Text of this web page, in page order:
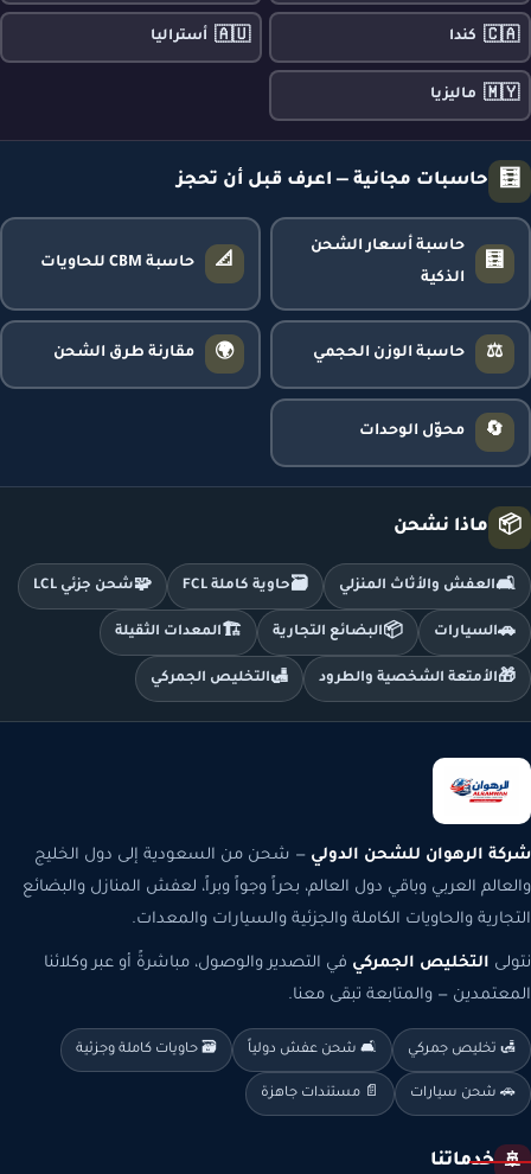
🇨🇦 كندا 🇦🇺 أستراليا
🇲🇾 ماليزيا
🧮 حاسبات مجانية — اعرف قبل أن تحجز
🧮
حاسبة أسعار الشحن
الذكية
📐 حاسبة CBM للحاويات
⚖️ حاسبة الوزن الحجمي 🌍 مقارنة طرق الشحن
🔄 محوّل الوحدات
📦 ماذا نشحن
🛋️العفش والأثاث المنزلي 🗃️حاوية كاملة FCL 🧩شحن جزئي LCL
🚗السيارات 📦البضائع التجارية 🏗️ المعدات الثقيلة
🎁الأمتعة الشخصية والطرود 🛃التخليص الجمركي
شركة الرهوان للشحن الدولي — شحن من السعودية إلى دول الخليج
والعالم العربي وباقي دول العالم، بحراً وجواً وبراً، لعفش المنازل والبضائع
التجارية والحاويات الكاملة والجزئية والسيارات والمعدات.
نتولى التخليص الجمركي في التصدير والوصول، مباشرةً أو عبر وكلائنا
المعتمدين — والمتابعة تبقى معنا.
🛃 تخليص جمركي 🛋️ شحن عفش دولياً 🗃️ حاويات كاملة وجزئية
🚗 شحن سيارات 📄 مستندات جاهزة
🚢 خدماتنا